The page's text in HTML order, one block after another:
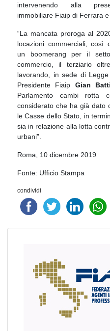
intervenendo alla
immobiliare Fiaip di Ferrara
“La mancata proroga al
locazioni commerciali, così
un boomerang per il
commercio, il terziario
lavorando, in sede di
Presidente Fiaip Gian
Parlamento cambi rotta
considerato che ha già dato
le Casse dello Stato, in
sia in relazione alla lotta
urbani”.
Roma, 10 dicembre 2019
Fonte: Ufficio Stampa
condividi